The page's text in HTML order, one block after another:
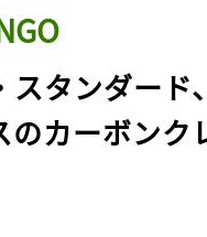
スタンダード
のカーボンク